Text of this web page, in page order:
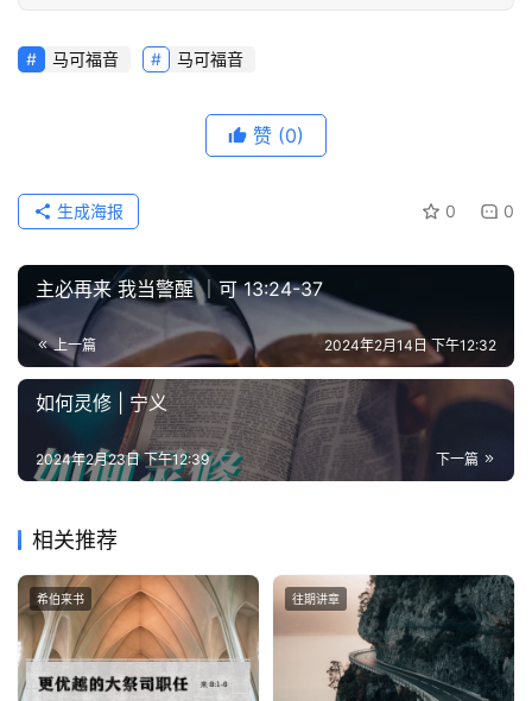
马可福音 马可福音
赞 (0)
0 0
生成海报
主必再来 我当警醒 ｜可 13:24-37
上一篇 2024年2月14日 下午12:32
如何灵修 | 宁义
下一篇
2024年2月23日 下午12:39
相关推荐
希伯来书 往期讲章